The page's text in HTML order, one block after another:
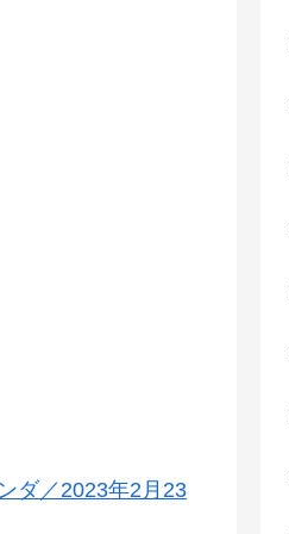
ダ／2023年2月23